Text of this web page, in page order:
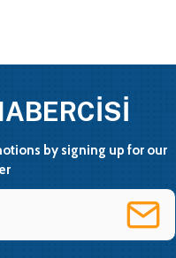
by signing up for our